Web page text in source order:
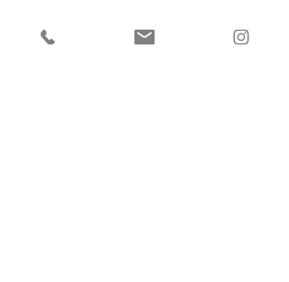
Indipendenza delle clausole